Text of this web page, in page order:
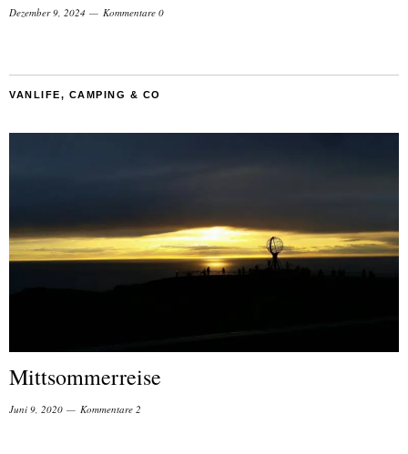
Dezember 9, 2024 Kommentare 0
VANLIFE, CAMPING & CO
Mittsommerreise
Juni 9, 2020 Kommentare 2